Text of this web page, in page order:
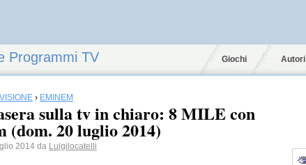
Programmi TV Giochi Autori
› EMINEM
sulla tv in chiaro: 8 MILE con
(dom. 20 luglio 2014)
2014 da Luigilocatelli